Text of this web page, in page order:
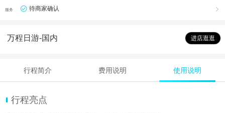
服务 待商家确认 
万程日游-国内 进店逛逛
行程简介 费用说明 使用说明
行程亮点